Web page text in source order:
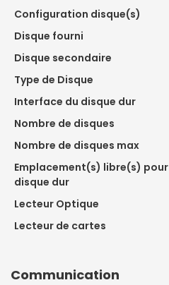
Configuration disque(s)
Disque fourni
Disque secondaire
Type de Disque
Interface du disque dur
Nombre de disques
Nombre de disques max
Emplacement(s) libre(s) pour
disque dur
Lecteur Optique
Lecteur de cartes
Communication